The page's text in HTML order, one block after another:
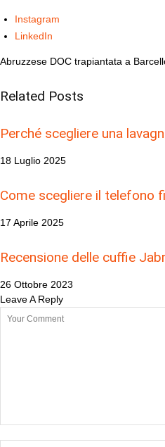
Instagram
LinkedIn
Abruzzese DOC trapiantata a
Related Posts
Perché scegliere una
18 Luglio 2025
Come scegliere il telefono
17 Aprile 2025
Recensione delle cuffie
26 Ottobre 2023
Leave A Reply